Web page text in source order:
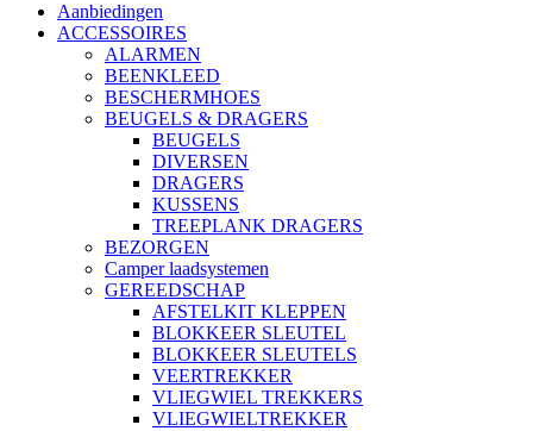
Aanbiedingen
ACCESSOIRES
ALARMEN
BEENKLEED
BESCHERMHOES
BEUGELS & DRAGERS
BEUGELS
DIVERSEN
DRAGERS
KUSSENS
TREEPLANK DRAGERS
BEZORGEN
Camper laadsystemen
GEREEDSCHAP
AFSTELKIT KLEPPEN
BLOKKEER SLEUTEL
BLOKKEER SLEUTELS
VEERTREKKER
VLIEGWIEL TREKKERS
VLIEGWIELTREKKER